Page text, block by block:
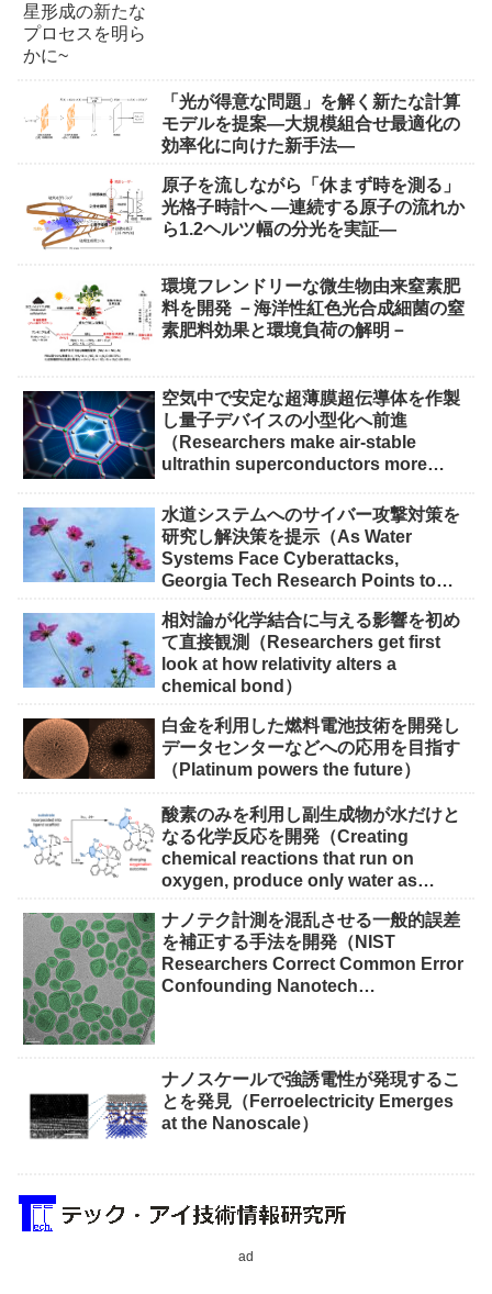
「光が得意な問題」を解く新たな計算
モデルを提案―大規模組合せ最適化の
効率化に向けた新手法―
原子を流しながら「休まず時を測る」
光格子時計へ ―連続する原子の流れか
ら1.2ヘルツ幅の分光を実証―
環境フレンドリーな微生物由来窒素肥
料を開発 －海洋性紅色光合成細菌の窒
素肥料効果と環境負荷の解明－
空気中で安定な超薄膜超伝導体を作製
し量子デバイスの小型化へ前進
（Researchers make air-stable
ultrathin superconductors more
水道システムへのサイバー攻撃対策を
研究し解決策を提示（As Water
Systems Face Cyberattacks,
Georgia Tech Research Points to
相対論が化学結合に与える影響を初め
て直接観測（Researchers get first
look at how relativity alters a
chemical bond）
白金を利用した燃料電池技術を開発し
データセンターなどへの応用を目指す
（Platinum powers the future）
酸素のみを利用し副生成物が水だけと
なる化学反応を開発（Creating
chemical reactions that run on
oxygen, produce only water as
ナノテク計測を混乱させる一般的誤差
を補正する手法を開発（NIST
Researchers Correct Common Error
Confounding Nanotech
ナノスケールで強誘電性が発現するこ
とを発見（Ferroelectricity Emerges
at the Nanoscale）
ad